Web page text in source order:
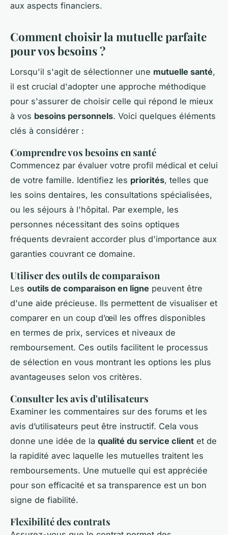
aux aspects financiers.
Comment choisir la mutuelle parfaite
pour vos besoins ?
Lorsqu'il s'agit de sélectionner une mutuelle santé,
il est crucial d'adopter une approche méthodique
pour s'assurer de choisir celle qui répond le mieux
à vos besoins personnels. Voici quelques éléments
clés à considérer :
Comprendre vos besoins en santé
Commencez par évaluer votre profil médical et celui
de votre famille. Identifiez les priorités, telles que
les soins dentaires, les consultations spécialisées,
ou les séjours à l'hôpital. Par exemple, les
personnes nécessitant des soins optiques
fréquents devraient accorder plus d'importance aux
garanties couvrant ce domaine.
Utiliser des outils de comparaison
Les outils de comparaison en ligne peuvent être
d'une aide précieuse. Ils permettent de visualiser et
comparer en un coup d’œil les offres disponibles
en termes de prix, services et niveaux de
remboursement. Ces outils facilitent le processus
de sélection en vous montrant les options les plus
avantageuses selon vos critères.
Consulter les avis d'utilisateurs
Examiner les commentaires sur des forums et les
avis d’utilisateurs peut être instructif. Cela vous
donne une idée de la qualité du service client et de
la rapidité avec laquelle les mutuelles traitent les
remboursements. Une mutuelle qui est appréciée
pour son efficacité et sa transparence est un bon
signe de fiabilité.
Flexibilité des contrats